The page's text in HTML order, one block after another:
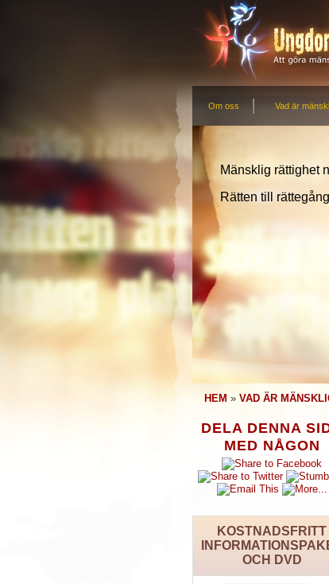
Om oss Vad är
Mänsklig rättighet
Rätten till rättegång
HEM » VAD ÄR
DELA DENNA
MED NÅGON
KOSTNADSFRITT
OCH DVD